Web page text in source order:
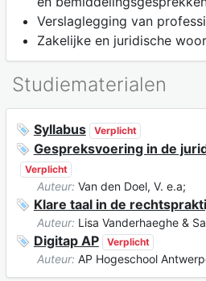
Verslaglegging van
Zakelijke en juridische
Studiematerialen
Syllabus Verplicht
Gespreksvoering in de
Verplicht
Auteur: Van den Doel, V. e.a;
Klare taal in de
Auteur: Lisa Vanderhaeghe &
Digitap AP Verplicht
Auteur: AP Hogeschool